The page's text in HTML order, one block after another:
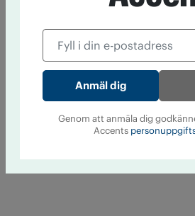
Genom att anmäla dig
Accents